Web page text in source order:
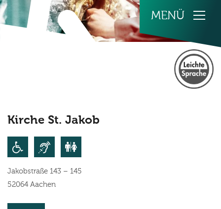
Zum Inhalt springen
Kirche St. Jakob
Jakobstraße 143 – 145
52064 Aachen